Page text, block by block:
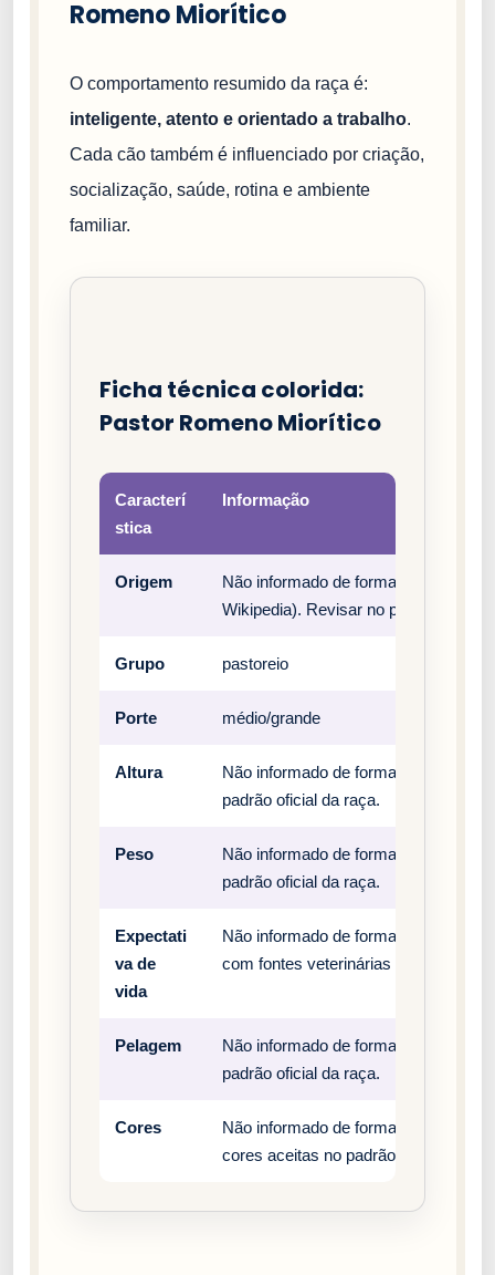
Romeno Miorítico
O comportamento resumido da raça é:
inteligente, atento e orientado a trabalho.
Cada cão também é influenciado por criação,
socialização, saúde, rotina e ambiente
familiar.
Ficha técnica colorida:
Pastor Romeno Miorítico
Caracterí
stica
Informação
Origem
Não informado de forma estruturada
Wikipedia). Revisar no padrão oficial
Grupo pastoreio
Porte médio/grande
Altura
Não informado de forma estruturada
padrão oficial da raça.
Peso
Não informado de forma estruturada
padrão oficial da raça.
Expectati
va de
vida
Não informado de forma estruturada
com fontes veterinárias e clubes
Pelagem
Não informado de forma estruturada
padrão oficial da raça.
Cores
Não informado de forma estruturada
cores aceitas no padrão oficial da